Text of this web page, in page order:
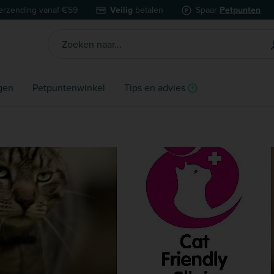
vanaf €59 Veilig betalen Spaar Petpunten
Petpuntenwinkel Tips en advies